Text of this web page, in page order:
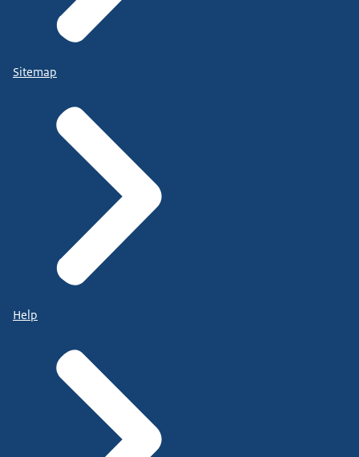
Sitemap
Help